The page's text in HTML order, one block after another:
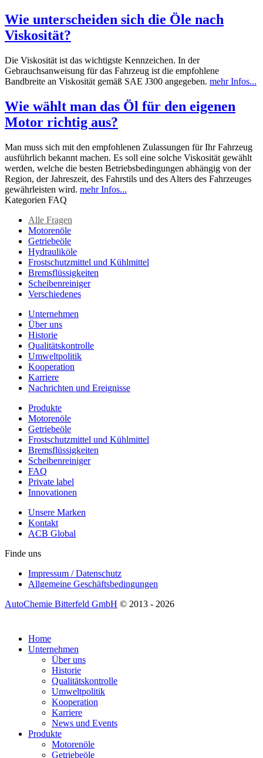
Wie unterscheiden sich die Öle nach
Viskosität?
Die Viskosität ist das wichtigste Kennzeichen. In der
Gebrauchsanweisung für das Fahrzeug ist die empfohlene
Bandbreite an Viskosität gemäß SAE J300 angegeben. mehr Infos...
Wie wählt man das Öl für den eigenen
Motor richtig aus?
Man muss sich mit den empfohlenen Zulassungen für Ihr Fahrzeug
ausführlich bekannt machen. Es soll eine solche Viskosität gewählt
werden, welche die besten Betriebsbedingungen abhängig von der
Region, der Jahreszeit, des Fahrstils und des Alters des Fahrzeuges
gewährleisten wird. mehr Infos...
Kategorien FAQ
Alle Fragen
Motorenöle
Getriebeöle
Hydrauliköle
Frostschutzmittel und Kühlmittel
Bremsflüssigkeiten
Scheibenreiniger
Verschiedenes
Unternehmen
Über uns
Historie
Qualitätskontrolle
Umweltpolitik
Kooperation
Karriere
Nachrichten und Ereignisse
Produkte
Motorenöle
Getriebeöle
Frostschutzmittel und Kühlmittel
Bremsflüssigkeiten
Scheibenreiniger
FAQ
Private label
Innovationen
Unsere Marken
Kontakt
ACB Global
Finde uns
Impressum / Datenschutz
Allgemeine Geschäftsbedingungen
AutoChemie Bitterfeld GmbH © 2013 - 2026
Home
Unternehmen
Über uns
Historie
Qualitätskontrolle
Umweltpolitik
Kooperation
Karriere
News und Events
Produkte
Motorenöle
Getriebeöle